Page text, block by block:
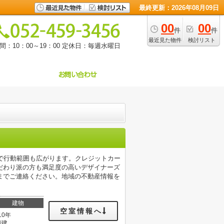
最終更新：2026年08月09日
00件
最近見た物件
00件
検討リスト
：10：00～19：00 定休日：毎週水曜日
動範囲も広がります。クレジットカー
り派の方も満足度の高いデザイナーズ
ご連絡ください。地域の不動産情報を
建物
年
空室情報へ